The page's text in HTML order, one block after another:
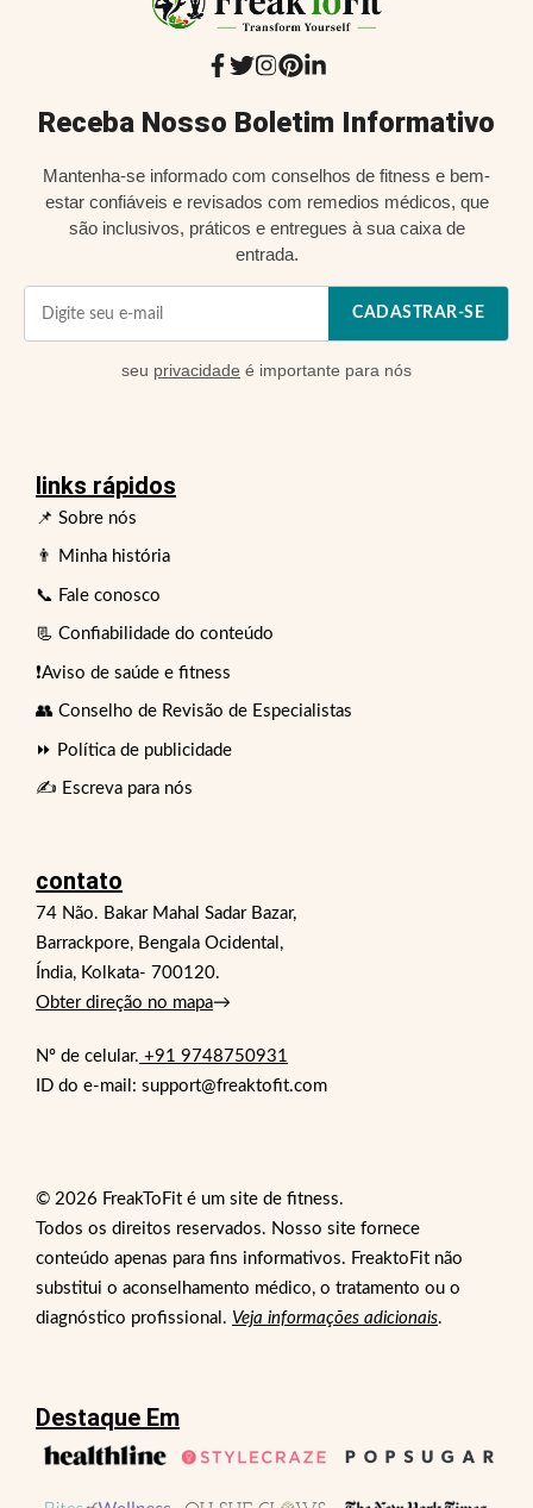
Receba Nosso Boletim Informativo
Mantenha-se informado com conselhos de fitness e bem-
estar confiáveis e revisados com remedios médicos, que
são inclusivos, práticos e entregues à sua caixa de
entrada.
CADASTRAR-SE
seu privacidade é importante para nós
links rápidos
📌 Sobre nós
👨 Minha história
📞 Fale conosco
📃 Confiabilidade do conteúdo
❗Aviso de saúde e fitness
👥 Conselho de Revisão de Especialistas
⏩ Política de publicidade
✍️ Escreva para nós
contato
74 Não. Bakar Mahal Sadar Bazar,
Barrackpore, Bengala Ocidental,
Índia, Kolkata- 700120.
Obter direção no mapa→
Nº de celular. +91 9748750931
ID do e-mail: support@freaktofit.com
© 2026 FreakToFit é um site de fitness.
Todos os direitos reservados. Nosso site fornece
conteúdo apenas para fins informativos. FreaktoFit não
substitui o aconselhamento médico, o tratamento ou o
diagnóstico profissional. Veja informações adicionais.
Destaque Em